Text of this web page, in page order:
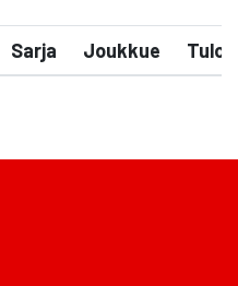
Sarja Joukkue Tulos